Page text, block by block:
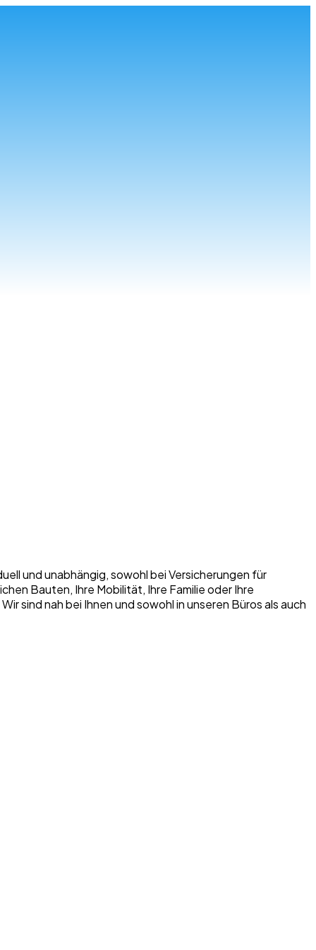
und unabhängig, sowohl bei Versicherungen für
Bauten, Ihre Mobilität, Ihre Familie oder Ihre
sind nah bei Ihnen und sowohl in unseren Büros als auch